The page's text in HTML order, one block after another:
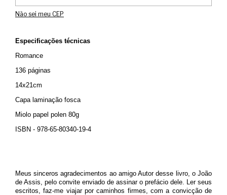
Não sei meu CEP
Especificações técnicas
Romance
136 páginas
14x21cm
Capa laminação fosca
Miolo papel polen 80g
ISBN - 978-65-80340-19-4
Meus sinceros agradecimentos ao amigo Autor desse livro, o João
de Assis, pelo convite enviado de assinar o prefácio dele. Ler seus
escritos, faz-me viajar por caminhos firmes, com a convicção de